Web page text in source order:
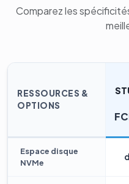
Comparez les
RESSOURCES &
OPTIONS
Espace disque
NVMe